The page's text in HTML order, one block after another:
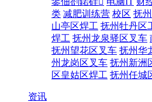
类 减肥训练营 校区 抚
山亭区焊工 抚州牡丹区
焊工 抚州龙泉驿区叉车
抚州望花区叉车 抚州华
州龙岗区叉车 抚州新洲
区皇姑区焊工 抚州任城
资讯